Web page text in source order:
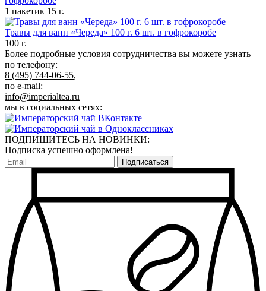
1 пакетик 15 г.
Травы для ванн «Череда» 100 г. 6 шт. в гофрокоробе
100 г.
Более подробные условия сотрудничества вы можете узнать
по телефону:
8 (495) 744-06-55,
по e-mail:
info@imperialtea.ru
мы в социальных сетях:
ПОДПИШИТЕСЬ НА НОВИНКИ:
Подписка успешно оформлена!
Подписаться